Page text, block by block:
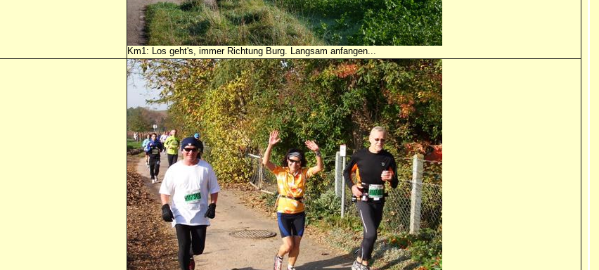
Km1: Los geht's, immer Richtung Burg. Langsam anfangen...